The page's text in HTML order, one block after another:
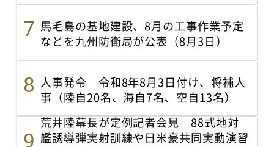
馬毛島の基地建設、8月の工事作業予定
などを九州防衛局が公表（8月3日）
人事発令 令和8年8月3日付け、将補人
事（陸自20名、海自7名、空自13名）
荒井陸幕長が定例記者会見 88式地対
艦誘導弾実射訓練や日米豪共同実動演習